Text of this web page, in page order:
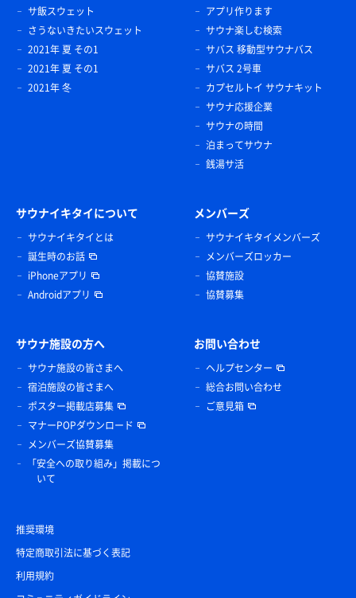
サ飯スウェット
さうないきたいスウェット
2021年 夏 その1
2021年 夏 その1
2021年 冬
アプリ作ります
サウナ楽しむ検索
サバス 移動型サウナバス
サバス 2号車
カプセルトイ サウナキット
サウナ応援企業
サウナの時間
泊まってサウナ
銭湯サ活
サウナイキタイについて
サウナイキタイとは
誕生時のお話
iPhoneアプリ
Androidアプリ
メンバーズ
サウナイキタイメンバーズ
メンバーズロッカー
協賛施設
協賛募集
サウナ施設の方へ
サウナ施設の皆さまへ
宿泊施設の皆さまへ
ポスター掲載店募集
マナーPOPダウンロード
メンバーズ協賛募集
「安全への取り組み」掲載につ
いて
お問い合わせ
ヘルプセンター
総合お問い合わせ
ご意見箱
推奨環境
特定商取引法に基づく表記
利用規約